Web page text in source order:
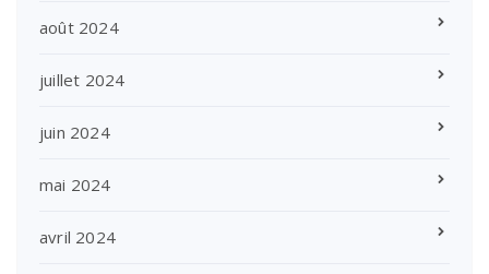
août 2024
juillet 2024
juin 2024
mai 2024
avril 2024